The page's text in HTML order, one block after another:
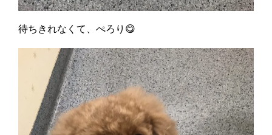
待ちきれなくて、ぺろり😋